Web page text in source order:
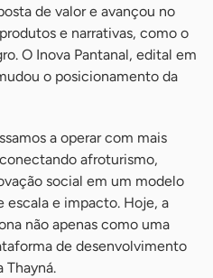
de valor e avançou no
e narrativas, como o
O Inova Pantanal, edital em
o posicionamento da
a operar com mais
afroturismo,
social em um modelo
e impacto. Hoje, a
não apenas como uma
de desenvolvimento
Thayná.